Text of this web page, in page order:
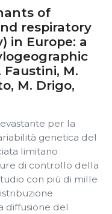
of
respiratory
in Europe: a
Faustini, M.
M. Drigo,
per la
genetica del
limitano
di controllo della
con più di mille
diffusione del